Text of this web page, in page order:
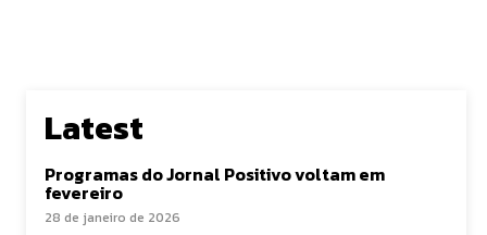
Latest
Programas do Jornal Positivo voltam em
fevereiro
28 de janeiro de 2026